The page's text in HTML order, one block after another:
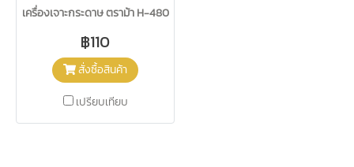
เครื่องเจาะกระดาษ ตราม้า H-480
฿110
สั่งซื้อสินค้า
เปรียบเทียบ